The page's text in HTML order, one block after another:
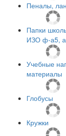
Пеналы,
Папки
ИЗО ф-а5,
Учебные
материалы
Глобусы
Кружки